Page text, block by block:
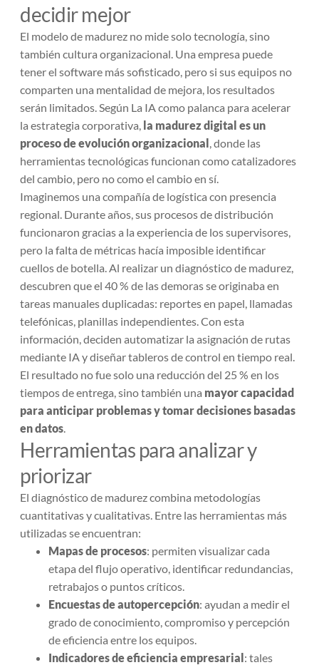
decidir mejor
El modelo de madurez no mide solo tecnología, sino
también cultura organizacional. Una empresa puede
tener el software más sofisticado, pero si sus equipos no
comparten una mentalidad de mejora, los resultados
serán limitados. Según La IA como palanca para acelerar
la estrategia corporativa, la madurez digital es un
proceso de evolución organizacional, donde las
herramientas tecnológicas funcionan como catalizadores
del cambio, pero no como el cambio en sí.
Imaginemos una compañía de logística con presencia
regional. Durante años, sus procesos de distribución
funcionaron gracias a la experiencia de los supervisores,
pero la falta de métricas hacía imposible identificar
cuellos de botella. Al realizar un diagnóstico de madurez,
descubren que el 40 % de las demoras se originaba en
tareas manuales duplicadas: reportes en papel, llamadas
telefónicas, planillas independientes. Con esta
información, deciden automatizar la asignación de rutas
mediante IA y diseñar tableros de control en tiempo real.
El resultado no fue solo una reducción del 25 % en los
tiempos de entrega, sino también una mayor capacidad
para anticipar problemas y tomar decisiones basadas
en datos.
Herramientas para analizar y
priorizar
El diagnóstico de madurez combina metodologías
cuantitativas y cualitativas. Entre las herramientas más
utilizadas se encuentran:
Mapas de procesos: permiten visualizar cada
etapa del flujo operativo, identificar redundancias,
retrabajos o puntos críticos.
Encuestas de autopercepción: ayudan a medir el
grado de conocimiento, compromiso y percepción
de eficiencia entre los equipos.
Indicadores de eficiencia empresarial: tales